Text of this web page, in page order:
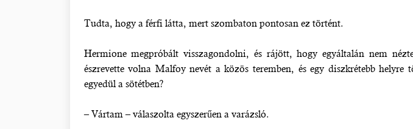
Tudta, hogy a férfi látta, mert szombaton pontosan ez történt.
Hermione megpróbált visszagondolni, és rájött, hogy egyáltalán nem
észrevette volna Malfoy nevét a közös teremben, és egy diszkrétebb
egyedül a sötétben?
– Vártam – válaszolta egyszerűen a varázsló.